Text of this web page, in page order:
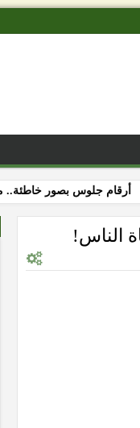
أرقام جلوس بصور خاطئة.. من
الناس!